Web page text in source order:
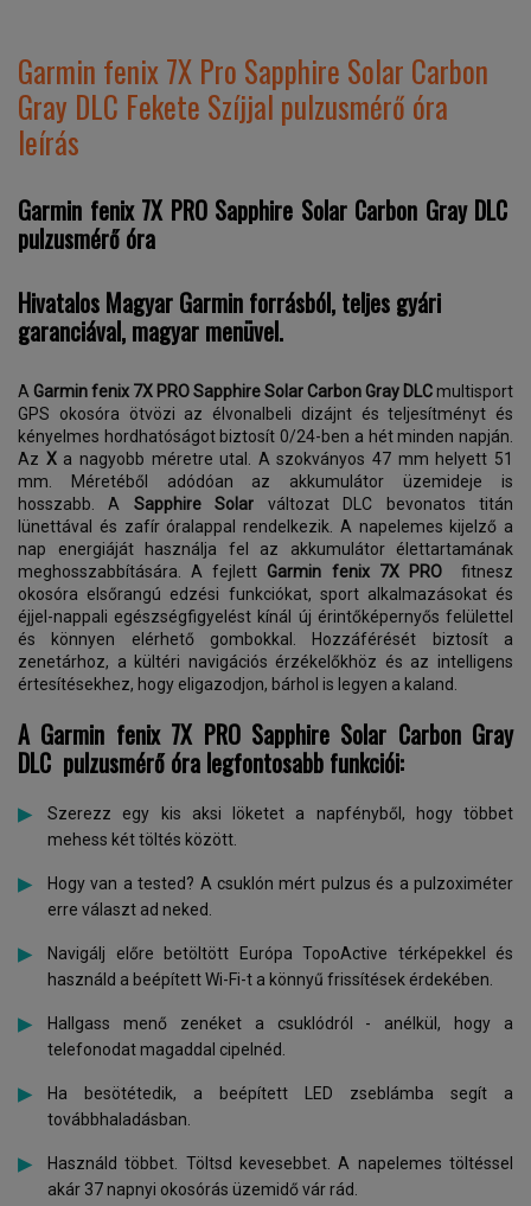
Garmin fenix 7X Pro Sapphire Solar Carbon
Gray DLC Fekete Szíjjal pulzusmérő óra
leírás
Garmin fenix 7X PRO Sapphire Solar Carbon Gray DLC
pulzusmérő óra
Hivatalos Magyar Garmin forrásból, teljes gyári
garanciával, magyar menüvel.
A Garmin fenix 7X PRO Sapphire Solar Carbon Gray DLCmultisport
GPS okosóra ötvözi az élvonalbeli dizájnt és teljesítményt és
kényelmes hordhatóságot biztosít 0/24-ben a hét minden napján.
Az X a nagyobb méretre utal. A szokványos 47 mm helyett 51
mm. Méretéből adódóan az akkumulátor üzemideje is
hosszabb. A Sapphire Solar változat DLC bevonatos titán
lünettával és zafír óralappal rendelkezik. A napelemes kijelző a
nap energiáját használja fel az akkumulátor élettartamának
meghosszabbítására. A fejlettGarmin fenix 7X PRO
fitnesz
okosóra elsőrangú edzési funkciókat, sport alkalmazásokat és
éjjel-nappali egészségfigyelést kínál új érintőképernyős felülettel
és könnyen elérhető gombokkal. Hozzáférését biztosít a
zenetárhoz, a kültéri navigációs érzékelőkhöz és az intelligens
értesítésekhez, hogy eligazodjon, bárhol is legyen a kaland.
A Garmin fenix 7X PRO Sapphire Solar Carbon Gray
DLC pulzusmérő óra legfontosabb funkciói:
Szerezz egy kis aksi löketet a napfényből, hogy többet
mehess két töltés között.
Hogy van a tested? A csuklón mért pulzus és a pulzoximéter
erre választ ad neked.
Navigálj előre betöltött Európa TopoActive térképekkel és
használd a beépített Wi-Fi-t a könnyű frissítések érdekében.
Hallgass menő zenéket a csuklódról - anélkül, hogy a
telefonodat magaddal cipelnéd.
Ha besötétedik, a beépített LED zseblámba segít a
továbbhaladásban.
Használd többet. Töltsd kevesebbet. A napelemes töltéssel
akár 37 napnyi okosórás üzemidő vár rád.